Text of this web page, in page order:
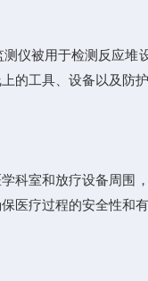
被用于检测反应堆设
的工具、设备以及防
室和放疗设备周围，
医疗过程的安全性和有